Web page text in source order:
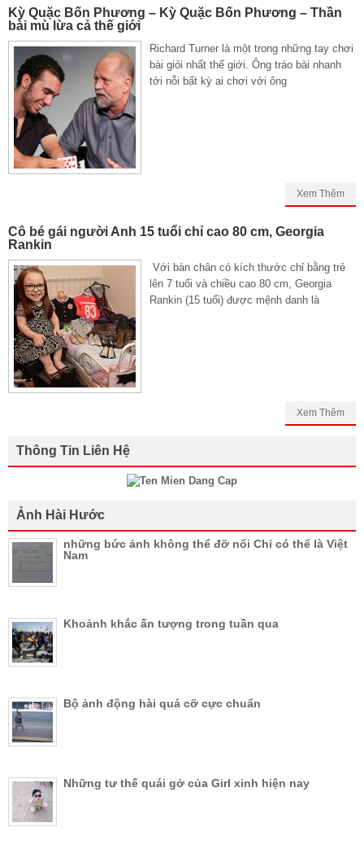
Kỳ Quặc Bốn Phương – Kỳ Quặc Bốn Phương – Thần
bài mù lừa cả thế giới
Richard Turner là một trong những tay chơi
bài giỏi nhất thế giới. Ông tráo bài nhanh
tới nỗi bất kỳ ai chơi với ông
Xem Thêm
Cô bé gái người Anh 15 tuổi chỉ cao 80 cm, Georgia
Rankin
Với bàn chân có kích thước chỉ bằng trẻ
lên 7 tuổi và chiều cao 80 cm, Georgia
Rankin (15 tuổi) được mệnh danh là
Xem Thêm
Thông Tin Liên Hệ
Ảnh Hài Hước
những bức ảnh không thể đỡ nổi Chỉ có thể là Việt
Nam
Khoảnh khắc ấn tượng trong tuần qua
Bộ ảnh động hài quá cỡ cực chuẩn
Những tư thế quái gở của Girl xinh hiện nay